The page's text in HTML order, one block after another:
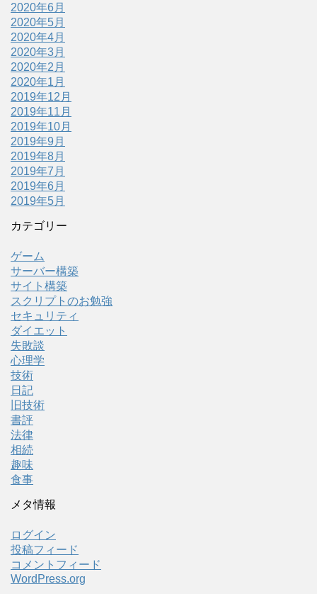
2020年6月
2020年5月
2020年4月
2020年3月
2020年2月
2020年1月
2019年12月
2019年11月
2019年10月
2019年9月
2019年8月
2019年7月
2019年6月
2019年5月
カテゴリー
ゲーム
サーバー構築
サイト構築
スクリプトのお勉強
セキュリティ
ダイエット
失敗談
心理学
技術
日記
旧技術
書評
法律
相続
趣味
食事
メタ情報
ログイン
投稿フィード
コメントフィード
WordPress.org